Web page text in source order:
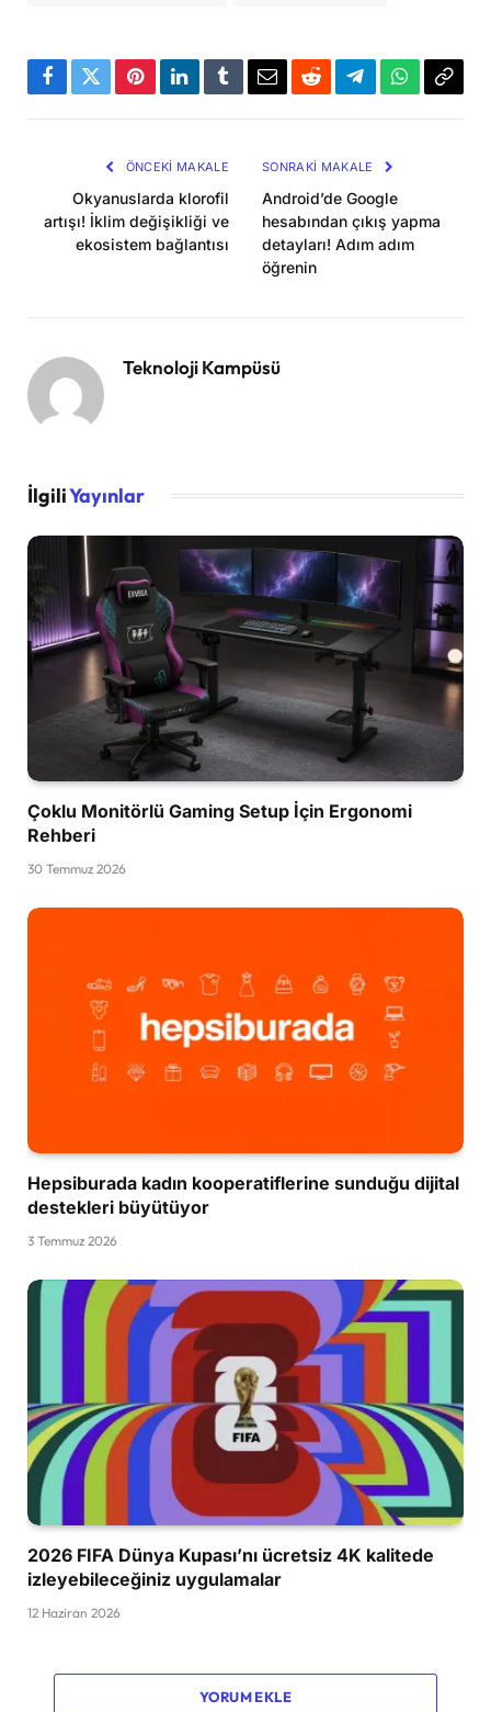
Facebook
TwitterPinterestLinkedInTumblrEmailRedditTelegramWhatsApp
ÖNCEKI MAKALE
Okyanuslarda klorofil
artışı! İklim değişikliği ve
ekosistem bağlantısı
SONRAKI MAKALE
Android’de Google
hesabından çıkış yapma
detayları! Adım adım
öğrenin
Teknoloji Kampüsü
İlgiliYayınlar
Çoklu Monitörlü Gaming Setup İçin Ergonomi
Rehberi
30 Temmuz 2026
Hepsiburada kadın kooperatiflerine sunduğu dijital
destekleri büyütüyor
3 Temmuz 2026
2026 FIFA Dünya Kupası’nı ücretsiz 4K kalitede
izleyebileceğiniz uygulamalar
12 Haziran 2026
YORUM EKLE